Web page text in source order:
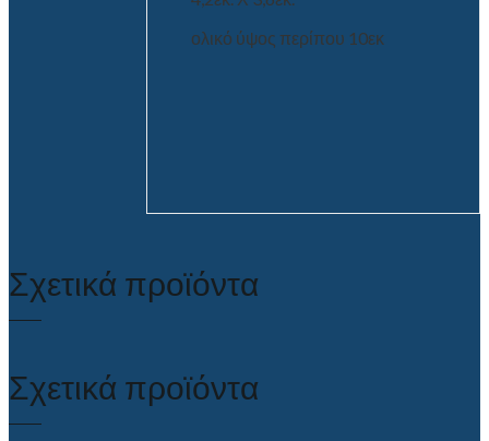
ολικό ύψος περίπου 10εκ
Σχετικά προϊόντα
Σχετικά προϊόντα